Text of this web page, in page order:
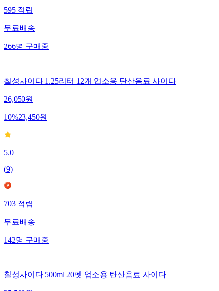
595 적립
무료배송
266명 구매중
칠성사이다 1.25리터 12개 업소용 탄산음료 사이다
26,050원
10%23,450원
5.0
(9)
703 적립
무료배송
142명 구매중
칠성사이다 500ml 20펫 업소용 탄산음료 사이다